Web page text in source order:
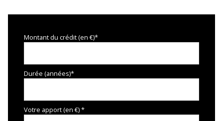
Montant du crédit (en €)*
Durée (années)*
Votre apport (en €) *